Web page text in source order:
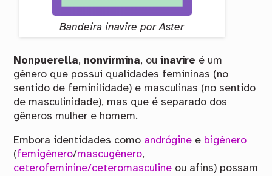
Bandeira inavire por Aster
Nonpuerella, nonvirmina, ouinavire é um
gênero que possui qualidades femininas (no
sentido de feminilidade) e masculinas (no sentido
de masculinidade), mas que é separado dos
gêneros mulher e homem.
Embora identidades como andrógine e bigênero
(femigênero/mascugênero,
ceterofeminine/ceteromasculine ou afins) possam